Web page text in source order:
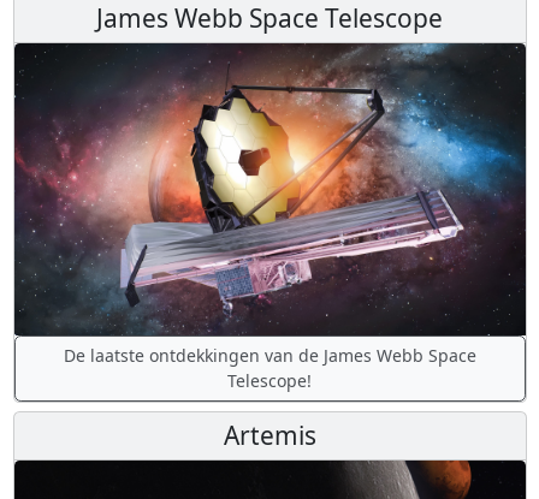
James Webb Space Telescope
De laatste ontdekkingen van de James Webb Space
Telescope!
Artemis